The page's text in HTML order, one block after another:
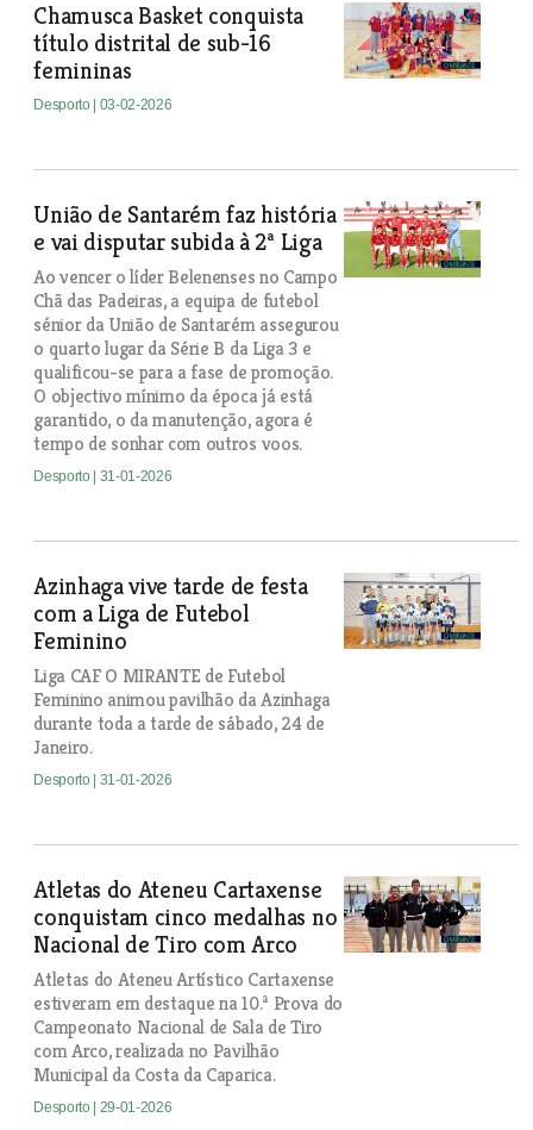
Chamusca Basket conquista
título distrital de sub-16
femininas
Desporto | 03-02-2026
União de Santarém faz história
e vai disputar subida à 2ª Liga
Ao vencer o líder Belenenses no Campo
Chã das Padeiras, a equipa de futebol
sénior da União de Santarém assegurou
o quarto lugar da Série B da Liga 3 e
qualificou-se para a fase de promoção.
O objectivo mínimo da época já está
garantido, o da manutenção, agora é
tempo de sonhar com outros voos.
Desporto | 31-01-2026
Azinhaga vive tarde de festa
com a Liga de Futebol
Feminino
Liga CAF O MIRANTE de Futebol
Feminino animou pavilhão da Azinhaga
durante toda a tarde de sábado, 24 de
Janeiro.
Desporto | 31-01-2026
Atletas do Ateneu Cartaxense
conquistam cinco medalhas no
Nacional de Tiro com Arco
Atletas do Ateneu Artístico Cartaxense
estiveram em destaque na 10.ª Prova do
Campeonato Nacional de Sala de Tiro
com Arco, realizada no Pavilhão
Municipal da Costa da Caparica.
Desporto | 29-01-2026